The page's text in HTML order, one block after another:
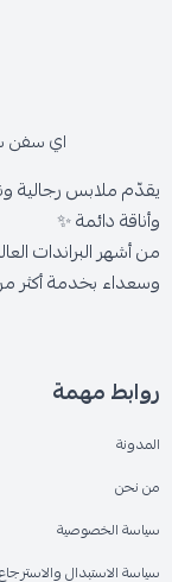
اي سفن
يقدّم ملابس رجالية
وأناقة دائمة ✨
من أشهر البراندات
وسعداء بخدمة أكثر من 300,000 عميل حول
روابط مهمة
المدونة
من نحن
سياسة الخصوصية
سياسة الاستبدال